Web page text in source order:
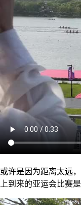
或许是因为距离太远
上到来的亚运会比赛